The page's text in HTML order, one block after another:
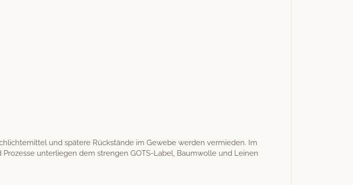
und spätere Rückstände im Gewebe wer­den ver­mieden. Im
unter­liegen dem stren­gen GOTS-Label, Baum­wolle und Leinen